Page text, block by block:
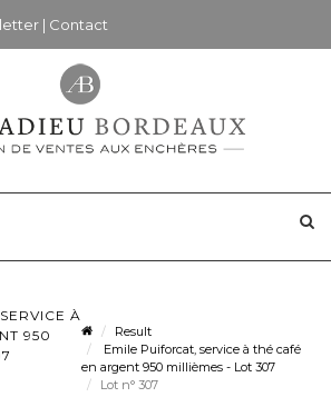
| Contact
À
950
Result
Emile Puiforcat, service à thé café
en argent 950 millièmes - Lot 307
Lot n° 307